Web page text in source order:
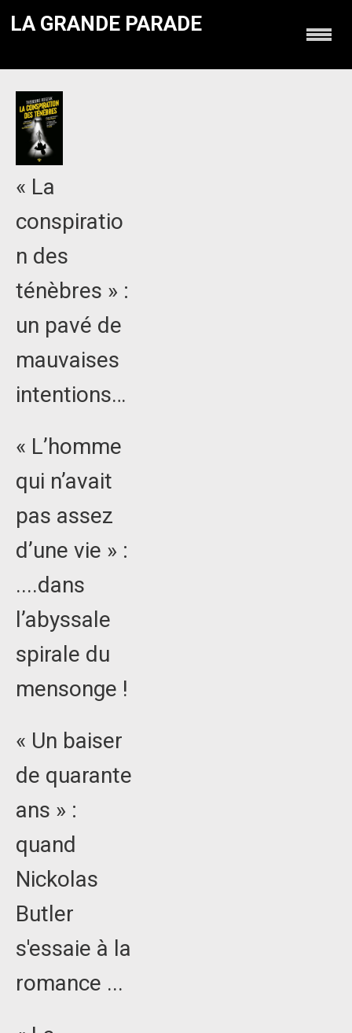
LA GRANDE PARADE
« La
conspiratio
n des
ténèbres » :
un pavé de
mauvaises
intentions…
« L’homme
qui n’avait
pas assez
d’une vie » :
....dans
l’abyssale
spirale du
mensonge !
« Un baiser
de quarante
ans » :
quand
Nickolas
Butler
s'essaie à la
romance ...